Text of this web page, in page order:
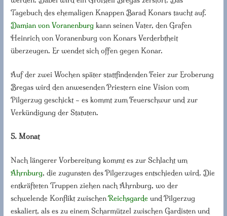
Tagebuch des ehemaligen Knappen Barad Konars taucht auf.
Damian von Voranenburg kann seinen Vater, den Grafen
Heinrich von Voranenburg von Konars Verderbtheit
überzeugen. Er wendet sich offen gegen Konar.
Auf der zwei Wochen später stattfindenden Feier zur Eroberung
Bregas wird den anwesenden Priestern eine Vision vom
Pilgerzug geschickt – es kommt zum Feuerschwur und zur
Verkündigung der Statuten.
5. Monat
Nach längerer Vorbereitung kommt es zur Schlacht um
Ahrnburg, die zugunsten des Pilgerzuges entschieden wird. Die
entkräfteten Truppen ziehen nach Ahrnburg, wo der
schwelende Konflikt zwischenReichsgarde und Pilgerzug
eskaliert, als es zu einem Scharmützel zwischen Gardisten und